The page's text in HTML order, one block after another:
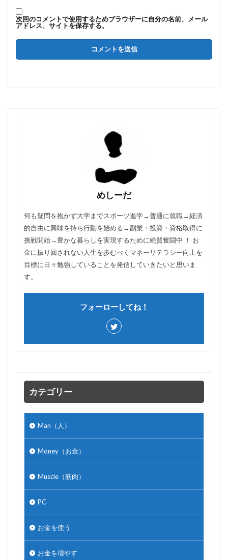
次回のコメントで使用するためブラウザーに自分の名前、メール
アドレス、サイトを保存する。
めしーだ
何も疑問を抱かず大学までスポーツ進学→普通に就職→経済
的自由に興味を持ち行動を始める→副業・投資・資格取得に
挑戦開始→豊かな暮らしを実現するために絶賛奮闘中 ！ お
金に振り回されない人生を歩むべくマネーリテラシー向上を
目標に日々勉強していることを発信していきたいと思いま
す。
フォーローしてね！
カテゴリー
Man（人）
Money（お金）
Muscle（筋肉）
PC
お金を使う
お金を増やす